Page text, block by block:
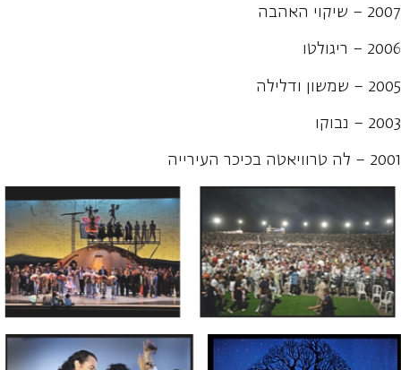
2007 – שיקוי האהבה
2006 – ריגולטו
2005 – שמשון ודלילה
2003 – נבוקו
2001 – לה טרוויאטה בכיכר העירייה